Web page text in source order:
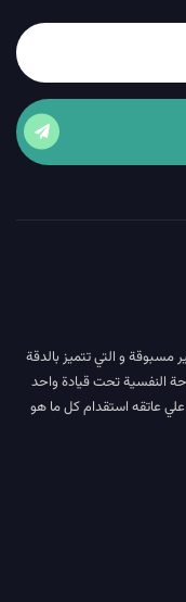
و التي تتميز بالدقة
النفسية تحت قيادة واحد
عاتقه استقدام كل ما هو